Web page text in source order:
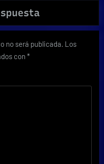
no será publicada. Los
con *